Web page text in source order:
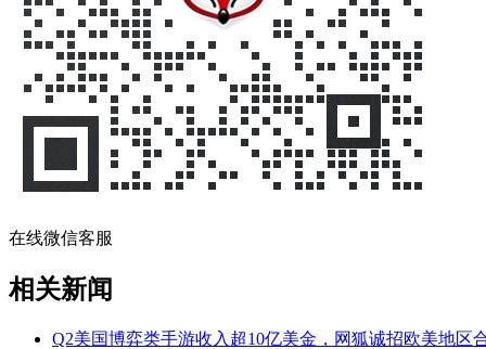
在线微信客服
相关新闻
Q2美国博弈类手游收入超10亿美金，网狐诚招欧美地区